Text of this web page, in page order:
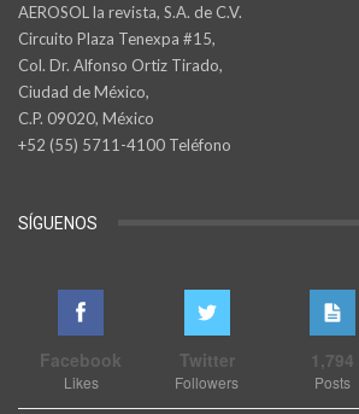
AEROSOL la revista, S.A. de C.V.
Circuito Plaza Tenexpa #15,
Col. Dr. Alfonso Ortiz Tirado,
Ciudad de México,
C.P. 09020, México
+52 (55) 5711-4100 Teléfono
SÍGUENOS
Facebook
Likes
Twitter
Followers
1,794
Posts